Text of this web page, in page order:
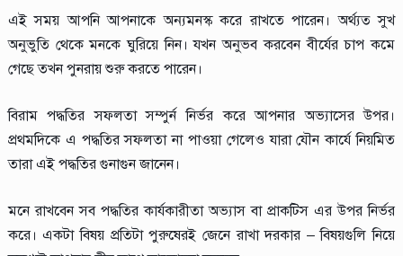
এই সময় আপনি আপনাকে অন্যমনস্ক করে রাখতে পারেন। অর্থ্যত্‍ সুখ
অনুভুতি থেকে মনকে ঘুরিয়ে নিন। যখন অনুভব করবেন বীর্যের চাপ কমে
গেছে তখন পুনরায় শুরু করতে পারেন।
বিরাম পদ্ধতির সফলতা সম্পুর্ন নির্ভর করে আপনার অভ্যাসের উপর।
প্রথমদিকে এ পদ্ধতির সফলতা না পাওয়া গেলেও যারা যৌন কার্যে নিয়মিত
তারা এই পদ্ধতির গুনাগুন জানেন।
মনে রাখবেন সব পদ্ধতির কার্যকারীতা অভ্যাস বা প্রাকটিস এর উপর নির্ভর
করে। একটা বিষয় প্রতিটা পুরুষেরই জেনে রাখা দরকার – বিষয়গুলি নিয়ে